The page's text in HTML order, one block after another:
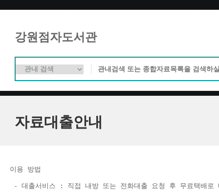
강원점자도서관
자료대출안내
이용 방법
- 대출서비스 : 직접 내방 또는 전화대출 요청 후 무료택배